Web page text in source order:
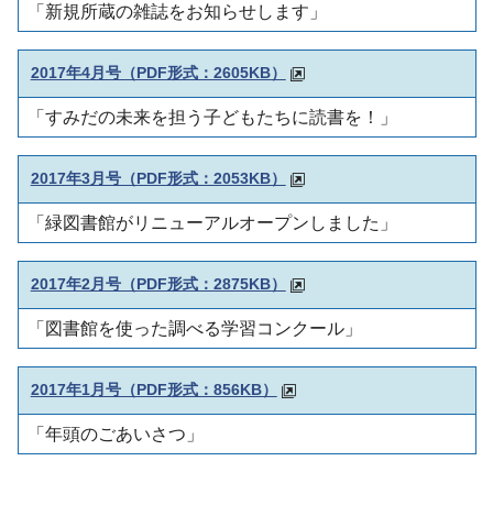
「新規所蔵の雑誌をお知らせします」
2017年4月号（PDF形式：2605KB）
「すみだの未来を担う子どもたちに読書を！」
2017年3月号（PDF形式：2053KB）
「緑図書館がリニューアルオープンしました」
2017年2月号（PDF形式：2875KB）
「図書館を使った調べる学習コンクール」
2017年1月号（PDF形式：856KB）
「年頭のごあいさつ」